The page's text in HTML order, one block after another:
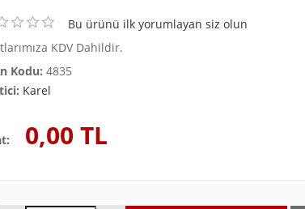
Bu ürünü ilk yorumlayan siz olun
KDV Dahildir.
Kodu: 4835
Karel
0,00 TL